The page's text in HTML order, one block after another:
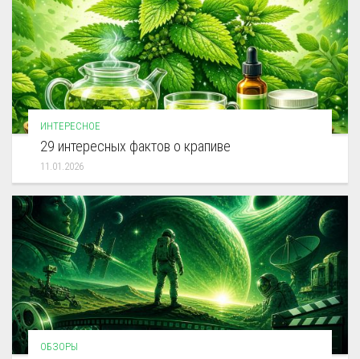
ИНТЕРЕСНОЕ
29 интересных фактов о крапиве
11.01.2026
ОБЗОРЫ